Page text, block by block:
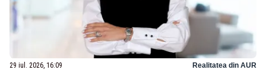
29 iul. 2026, 16:09 Realitatea din AUR